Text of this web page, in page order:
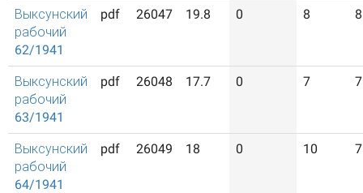
Выксунский
рабочий
62/1941
pdf 26047 19.8 0 8 8
Выксунский
рабочий
63/1941
pdf 26048 17.7 0 7 7
Выксунский
рабочий
64/1941
pdf 26049 18 0 10 7